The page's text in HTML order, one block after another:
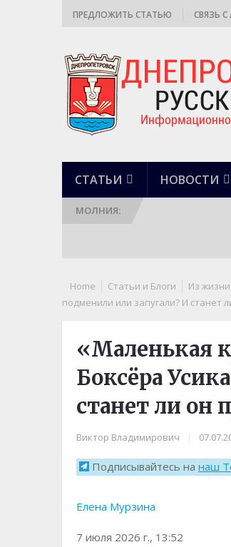
ПРЕДЛОЖИТЬ СТАТЬЮ СВЯЗЬ
СТАТЬИ НОВОСТИ
МОЛНИЯ:
Home Статьи и Блоги Из
подменили или запугали? И станет
«Маленькая
Боксёра
станет ли он
Виктор Владимирович
Подписывайтесь на наш
Елена Мурзина
7 июля 2026 г., 13:52